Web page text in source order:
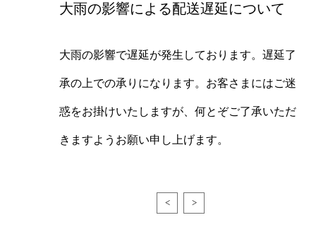
大雨の影響による配送遅延について
大雨の影響で遅延が発生しております。遅延了
承の上での承りになります。お客さまにはご迷
惑をお掛けいたしますが、何とぞご了承いただ
きますようお願い申し上げます。
< >